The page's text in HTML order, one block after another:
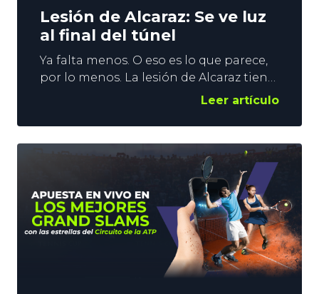
Lesión de Alcaraz: Se ve luz
al final del túnel
Ya falta menos. O eso es lo que parece,
por lo menos. La lesión de Alcaraz tiene
al español fuera de las pistas desde
entre los 2 mejores tenistas del
momento. Todo hace indicar que
agosto será el mes de la reaparición del
Leer artículo